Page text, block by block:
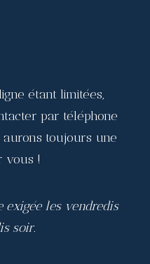
étant limitées,
par téléphone
aurons toujours une
vous !
exigée les vendredis
soir.